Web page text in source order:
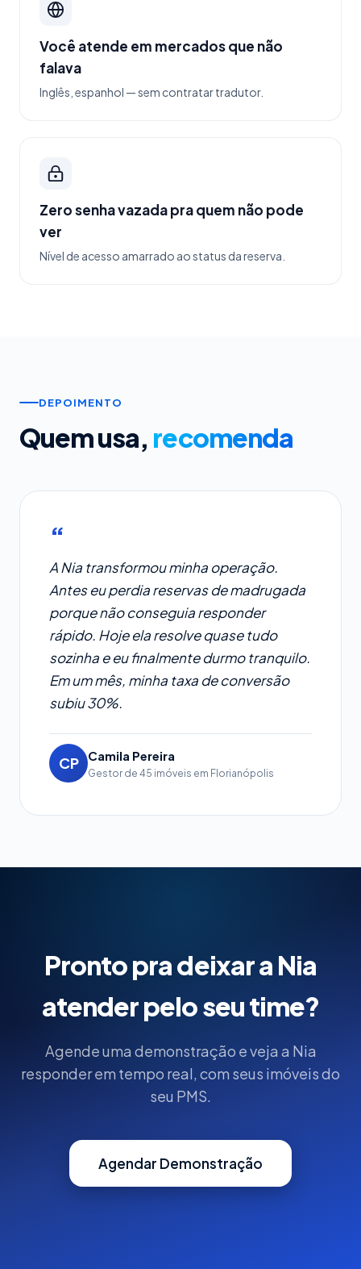
Você atende em mercados que não
falava
Inglês, espanhol — sem contratar tradutor.
Zero senha vazada pra quem não pode
ver
Nível de acesso amarrado ao status da reserva.
DEPOIMENTO
Quem usa, recomenda
A Nia transformou minha operação.
Antes eu perdia reservas de madrugada
porque não conseguia responder
rápido. Hoje ela resolve quase tudo
sozinha e eu finalmente durmo tranquilo.
Em um mês, minha taxa de conversão
subiu 30%.
CP Camila Pereira
Gestor de 45 imóveis em Florianópolis
Pronto pra deixar a Nia
atender pelo seu time?
Agende uma demonstração e veja a Nia
responder em tempo real, com seus imóveis do
seu PMS.
Agendar Demonstração